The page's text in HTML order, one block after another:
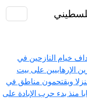
خيام النازحين في
الإرهابيين على بيت
ويقتحمون مناطق في
و174,242 مصابا منذ بدء حرب الإبادة على